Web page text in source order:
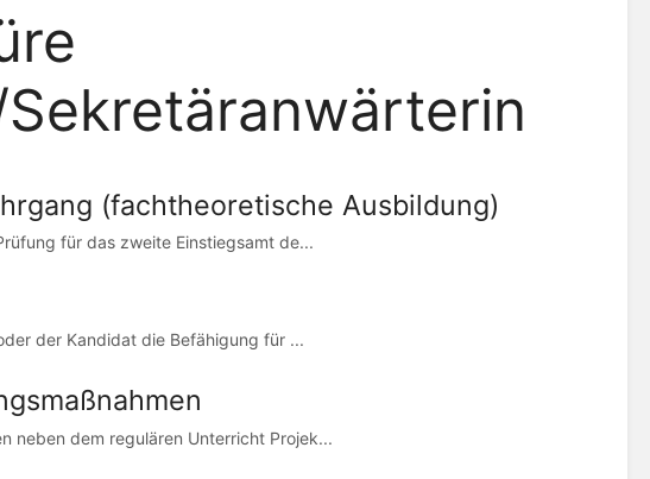
(fachtheoretische Ausbildung)
für das zweite Einstiegsamt de...
der Kandidat die Befähigung für ...
neben dem regulären Unterricht Projek...